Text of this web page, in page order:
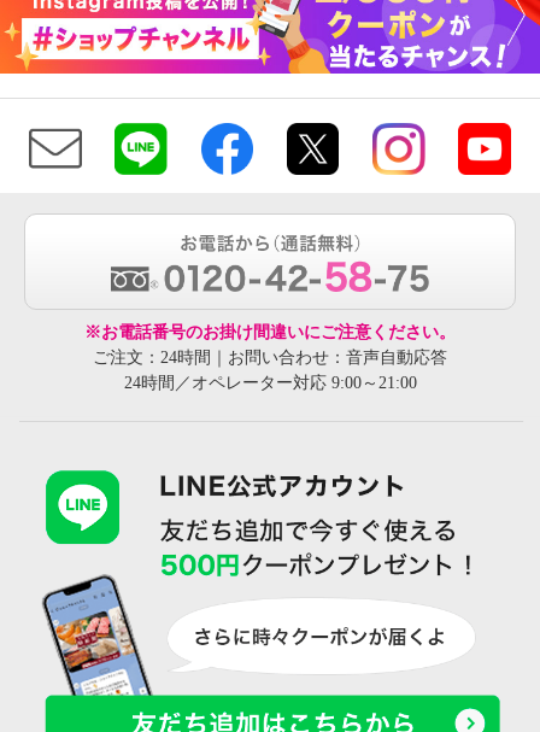
※お電話番号のお掛け間違いにご注意ください。
ご注文：24時間｜お問い合わせ：音声自動応答
24時間／オペレーター対応 9:00～21:00